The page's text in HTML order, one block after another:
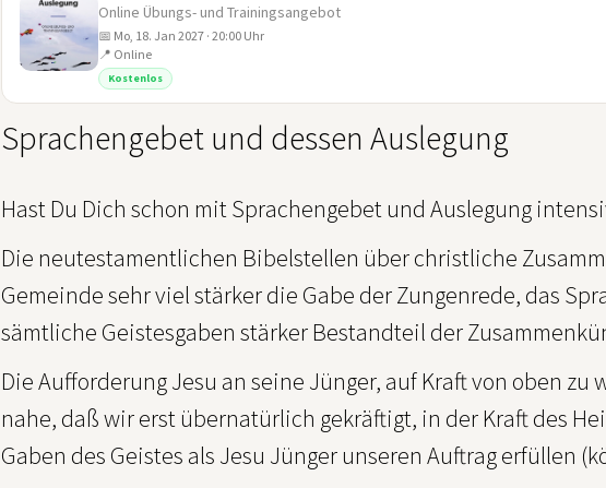
Online Übungs- und Trainingsangebot
📅 Mo, 18. Jan 2027 · 20:00 Uhr
📍 Online
Kostenlos
Sprachengebet und dessen Auslegung
Hast Du Dich schon mit Sprachengebet und Auslegung
Die neutestamentlichen Bibelstellen über christliche
Gemeinde sehr viel stärker die Gabe der Zungenrede, das
sämtliche Geistesgaben stärker Bestandteil der
Die Aufforderung Jesu an seine Jünger, auf Kraft von oben
nahe, daß wir erst übernatürlich gekräftigt, in der Kraft des
Gaben des Geistes als Jesu Jünger unseren Auftrag erfüllen